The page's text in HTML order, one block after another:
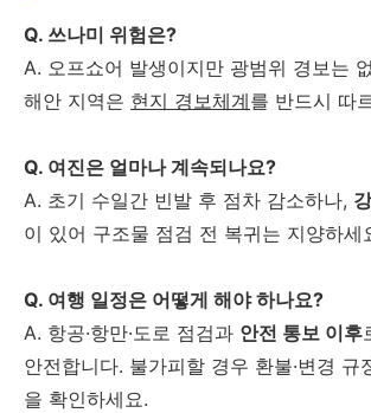
Q. 쓰나미 위험은?
A. 오프쇼어 발생이지만 광범위 경보는
해안 지역은 현지 경보체계를 반드시 따
Q. 여진은 얼마나 계속되나요?
A. 초기 수일간 빈발 후 점차 감소하나,
이 있어 구조물 점검 전 복귀는 지양하세
Q. 여행 일정은 어떻게 해야 하나요?
A. 항공·항만·도로 점검과 안전 통보 이후
안전합니다. 불가피할 경우 환불·변경 규
을 확인하세요.